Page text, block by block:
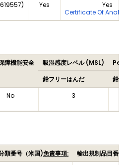
) Yes
Yes
Certificate Of Analysis
障機能安全 吸湿感度レベル (MSL)
Peak
鉛フリーはんだ
鉛フリ
No 3
類番号（米国)免責事項:
輸出規制品目番号（